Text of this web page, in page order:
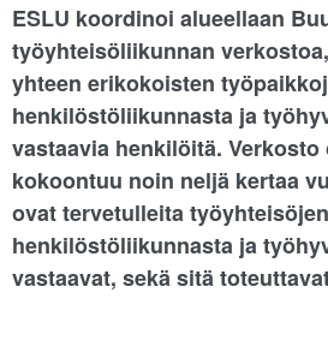
ESLU koordinoi alueellaan
työyhteisöliikunnan
yhteen erikokoisten
henkilöstöliikunnasta ja
vastaavia henkilöitä.
kokoontuu noin neljä kertaa
ovat tervetulleita työyhteisöjen
henkilöstöliikunnasta ja
vastaavat, sekä sitä